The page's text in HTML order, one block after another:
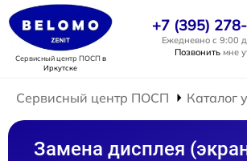
Сервисный центр ПОСПв
Иркутске
+7 (395)
Ежедневно с 9:00
Позвонить мне
Сервисный центр ПОСП Каталог
Замена дисплея